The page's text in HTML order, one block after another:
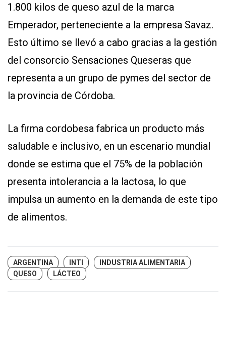
1.800 kilos de queso azul de la marca
Emperador, perteneciente a la empresa Savaz.
Esto último se llevó a cabo gracias a la gestión
del consorcio Sensaciones Queseras que
representa a un grupo de pymes del sector de
la provincia de Córdoba.
La firma cordobesa fabrica un producto más
saludable e inclusivo, en un escenario mundial
donde se estima que el 75% de la población
presenta intolerancia a la lactosa, lo que
impulsa un aumento en la demanda de este tipo
de alimentos.
ARGENTINA INTI
INDUSTRIA ALIMENTARIA
QUESO
LÁCTEO